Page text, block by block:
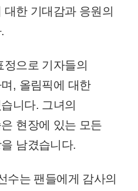
한 기대감과 응원의
정으로 기자들의
, 올림픽에 대한
니다. 그녀의
현장에 있는 모든
남겼습니다.
수는 팬들에게 감사의